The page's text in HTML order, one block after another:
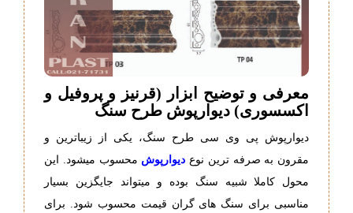
معرفی و توضیح ابزار (قرنیز و پروفیل و
اکسسوری) دیوارپوش طرح سنگ
دیوارپوش پی وی سی طرح سنگ، یکی از زیباترین و
مقرون به صرفه ترین نوع دیوارپوش محسوب میشود. این
محول کاملا شبیه سنگ بوده و میتواند جایگزین بسیار
مناسبی برای سنگ های گران قیمت محسوب شود. برای